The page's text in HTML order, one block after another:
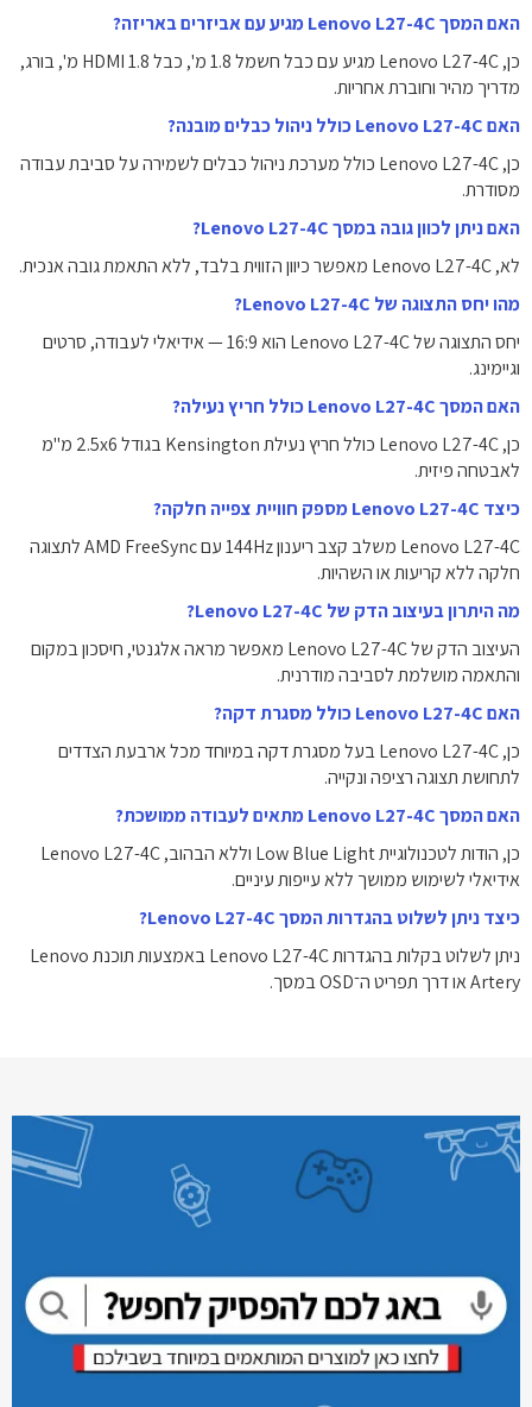
האם המסך Lenovo L27-4C מגיע עם אביזרים באריזה?
כן, Lenovo L27-4C מגיע עם כבל חשמל ‎1.8 מ'‎, כבל HDMI ‎1.8 מ'‎, בורג,
מדריך מהיר וחוברת אחריות.
האם Lenovo L27-4C כולל ניהול כבלים מובנה?
כן, Lenovo L27-4C כולל מערכת ניהול כבלים לשמירה על סביבת עבודה
מסודרת.
האם ניתן לכוון גובה במסך Lenovo L27-4C?
לא, Lenovo L27-4C מאפשר כיוון הזווית בלבד, ללא התאמת גובה אנכית.
מהו יחס התצוגה של Lenovo L27-4C?
יחס התצוגה של Lenovo L27-4C הוא ‎16:9‎ — אידיאלי לעבודה, סרטים
וגיימינג.
האם המסך Lenovo L27-4C כולל חריץ נעילה?
לאבטחה פיזית.
כיצד Lenovo L27-4C מספק חוויית צפייה חלקה?
Lenovo L27-4C משלב קצב ריענון ‎144Hz‎ עם ‎AMD FreeSync‎ לתצוגה
חלקה ללא קריעות או השהיות.
מה היתרון בעיצוב הדק של Lenovo L27-4C?
העיצוב הדק של Lenovo L27-4C מאפשר מראה אלגנטי, חיסכון במקום
והתאמה מושלמת לסביבה מודרנית.
האם Lenovo L27-4C כולל מסגרת דקה?
כן, Lenovo L27-4C בעל מסגרת דקה במיוחד מכל ארבעת הצדדים
לתחושת תצוגה רציפה ונקייה.
האם המסך Lenovo L27-4C מתאים לעבודה ממושכת?
כן, הודות לטכנולוגיית Low Blue Light וללא הבהוב, Lenovo L27-4C
אידיאלי לשימוש ממושך ללא עייפות עיניים.
כיצד ניתן לשלוט בהגדרות המסך Lenovo L27-4C?
ניתן לשלוט בקלות בהגדרות Lenovo L27-4C באמצעות תוכנת Lenovo
Artery או דרך תפריט ה־OSD במסך.